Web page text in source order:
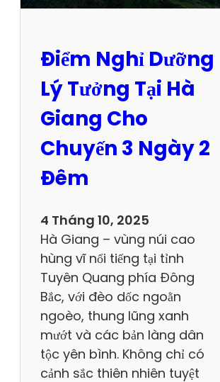
ư
g
H
i
ệ
u
Đ
T
ừ
C
ô
n
g
T
y
T
u
h
L
ự
a
C
h
T
o
u
r
H
à
G
i
a
Điểm Nghỉ Dưỡng
Lý Tưởng Tại Hà
Giang Cho
Chuyến 3 Ngày 2
Đêm
4 Tháng 10, 2025
Hà Giang – vùng núi cao
hùng vĩ nổi tiếng tại tỉnh
Tuyên Quang phía Đông
Bắc, với đèo dốc ngoằn
ngoèo, thung lũng xanh
mướt và các bản làng dân
tộc yên bình. Không chỉ có
cảnh sắc thiên nhiên tuyệt